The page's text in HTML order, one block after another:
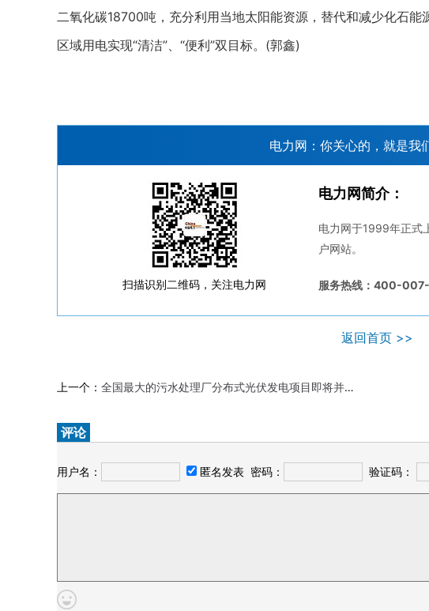
二氧化碳18700吨，充分利用当地太阳能资源，替代和减少化石
区域用电实现“清洁”、“便利”双目标。(郭鑫)
电力网：你关心的，就是我
扫描识别二维码，关注电力网
电力网简介：
电力网于1999年正式
户网站。
服务热线：400-
返回首页 >>
上一个： 全国最大的污水处理厂分布式光伏发电项目即将并网发电
评论
用户名： 匿名发表 密码： 验证码：